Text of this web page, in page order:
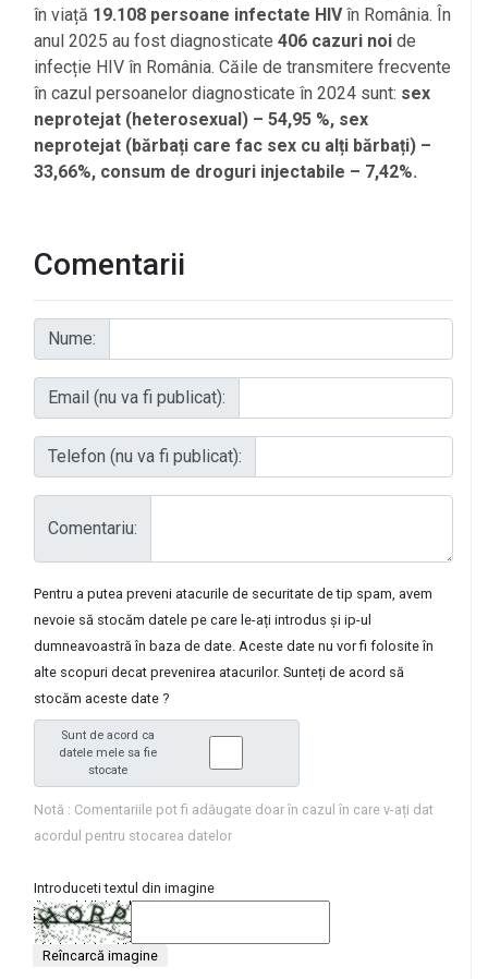
în viață 19.108 persoane infectate HIVîn România. În
anul 2025 au fost diagnosticate 406 cazuri noi de
infecție HIV în România. Căile de transmitere frecvente
în cazul persoanelor diagnosticate în 2024 sunt: sex
neprotejat (heterosexual) – 54,95 %, sex
neprotejat (bărbați care fac sex cu alți bărbați) –
33,66%, consum de droguri injectabile – 7,42%.
Comentarii
Nume:
Email (nu va fi publicat):
Telefon (nu va fi publicat):
Comentariu:
Pentru a putea preveni atacurile de securitate de tip spam, avem
nevoie să stocăm datele pe care le-ați introdus și ip-ul
dumneavoastră în baza de date. Aceste date nu vor fi folosite în
alte scopuri decat prevenirea atacurilor. Sunteți de acord să
stocăm aceste date ?
Sunt de acord ca
datele mele sa fie
stocate
Notă : Comentariile pot fi adăugate doar în cazul în care v-ați dat
acordul pentru stocarea datelor
Introduceti textul din imagine
Reîncarcă imagine